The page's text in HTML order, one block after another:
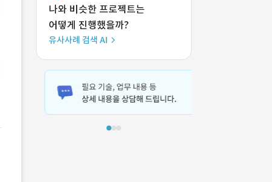
나와 비슷한 프로젝트는
어떻게 진행했을까?
유사사례 검색 AI